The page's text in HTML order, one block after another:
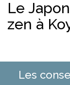
Le
zen à
Les